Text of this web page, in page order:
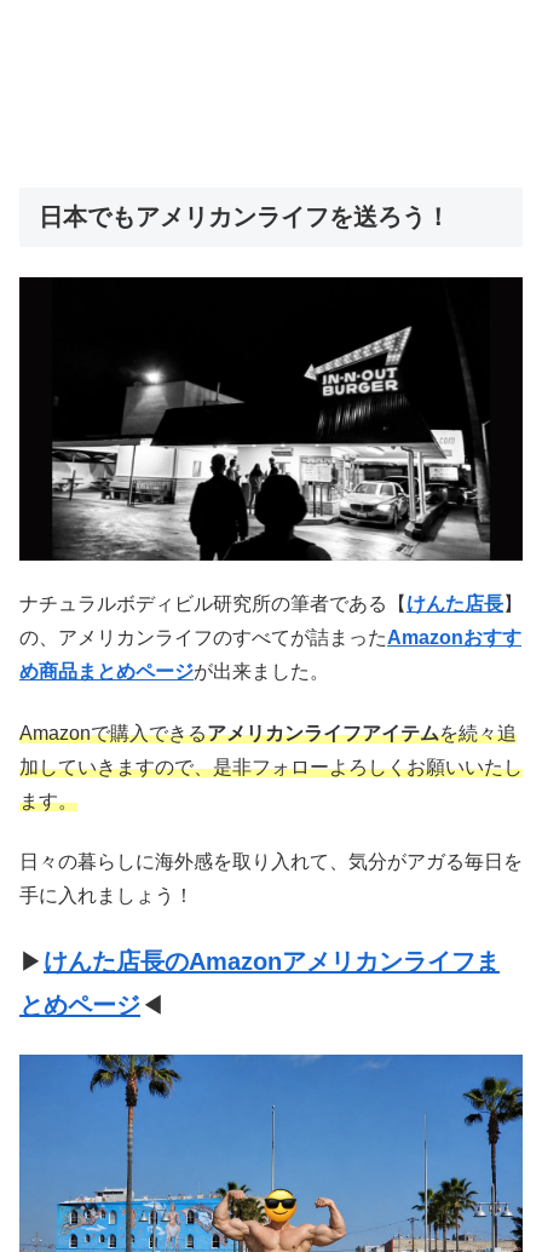
日本でもアメリカンライフを送ろう！
ナチュラルボディビル研究所の筆者である【 けんた店長】
の、アメリカンライフのすべてが詰まったAmazonおすす
め商品まとめページが出来ました。
Amazonで購入できるアメリカンライフアイテムを続々追
加していきますので、是非フォローよろしくお願いいたし
ます。
日々の暮らしに海外感を取り入れて、気分がアガる毎日を
手に入れましょう！
▶ けんた店長のAmazonアメリカンライフま
とめページ◀